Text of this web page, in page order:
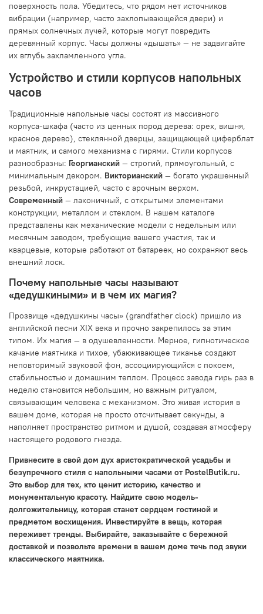
поверхность пола. Убедитесь, что рядом нет источников
вибрации (например, часто захлопывающейся двери) и
прямых солнечных лучей, которые могут повредить
деревянный корпус. Часы должны «дышать» — не задвигайте
их вглубь захламленного угла.
Устройство и стили корпусов напольных
часов
Традиционные напольные часы состоят из массивного
корпуса-шкафа (часто из ценных пород дерева: орех, вишня,
красное дерево), стеклянной дверцы, защищающей циферблат
и маятник, и самого механизма с гирями. Стили корпусов
разнообразны: Георгианский — строгий, прямоугольный, с
минимальным декором. Викторианский — богато украшенный
резьбой, инкрустацией, часто с арочным верхом.
Современный — лаконичный, с открытыми элементами
конструкции, металлом и стеклом. В нашем каталоге
представлены как механические модели с недельным или
месячным заводом, требующие вашего участия, так и
кварцевые, которые работают от батареек, но сохраняют весь
внешний лоск.
Почему напольные часы называют
«дедушкиными» и в чем их магия?
Прозвище «дедушкины часы» (grandfather clock) пришло из
английской песни XIX века и прочно закрепилось за этим
типом. Их магия — в одушевленности. Мерное, гипнотическое
качание маятника и тихое, убаюкивающее тиканье создают
неповторимый звуковой фон, ассоциирующийся с покоем,
стабильностью и домашним теплом. Процесс завода гирь раз в
неделю становится небольшим, но важным ритуалом,
связывающим человека с механизмом. Это живая история в
вашем доме, которая не просто отсчитывает секунды, а
наполняет пространство ритмом и душой, создавая атмосферу
настоящего родового гнезда.
Привнесите в свой дом дух аристократической усадьбы и
безупречного стиля с напольными часами от PostelButik.ru.
Это выбор для тех, кто ценит историю, качество и
монументальную красоту. Найдите свою модель-
долгожительницу, которая станет сердцем гостиной и
предметом восхищения. Инвестируйте в вещь, которая
переживет тренды. Выбирайте, заказывайте с бережной
доставкой и позвольте времени в вашем доме течь под звуки
классического маятника.